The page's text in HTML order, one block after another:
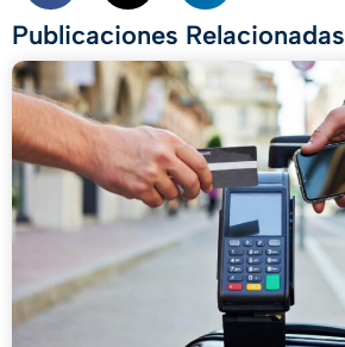
Publicaciones Relacionadas